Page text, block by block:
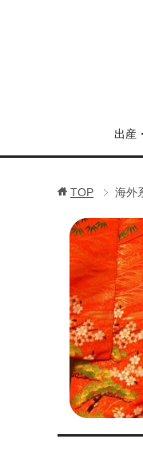
出産
TOP 海外